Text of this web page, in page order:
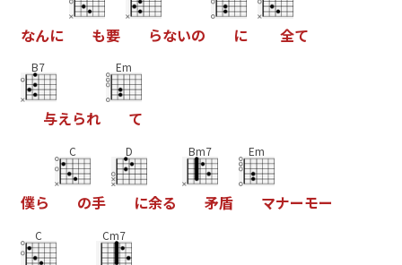
なんに も要 らないの に 全て
B7
与えられ
Em
て
僕ら
C
の手
D
に余る
Bm7
矛盾
Em
マナーモー
C Cm7